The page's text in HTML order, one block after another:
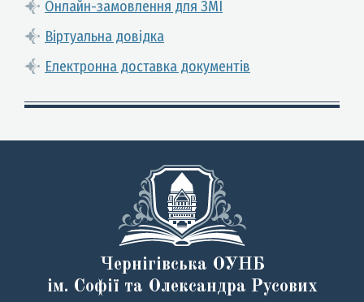
Онлайн-замовлення для ЗМІ
Віртуальна довідка
Електронна доставка документів
Чернігівська ОУНБ
ім. Софії та Олександра Русових